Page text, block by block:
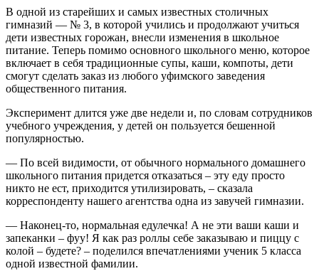
В одной из старейших и самых известных столичных
гимназий — № 3, в которой учились и продолжают учиться
дети известных горожан, внесли изменения в школьное
питание. Теперь помимо основного школьного меню, которое
включает в себя традиционные супы, каши, компоты, дети
смогут сделать заказ из любого уфимского заведения
общественного питания.
Эксперимент длится уже две недели и, по словам сотрудников
учебного учреждения, у детей он пользуется бешенной
популярностью.
— По всей видимости, от обычного нормального домашнего
школьного питания придется отказаться – эту еду просто
никто не ест, приходится утилизировать, – сказала
корреспонденту нашего агентства одна из завучей гимназии.
— Наконец-то, нормальная едулечка! А не эти ваши каши и
запеканки – фуу! Я как раз роллы себе заказываю и пиццу с
колой – будете? – поделился впечатлениями ученик 5 класса
одной известной фамилии.